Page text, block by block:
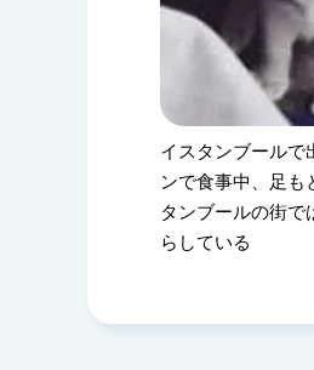
イスタンブールで
ンで食事中、足も
タンブールの街で
らしている